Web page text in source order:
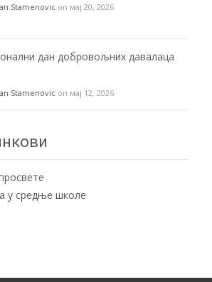
Stamenovic on мај 20, 2026
дан добровољних давалаца
Stamenovic on мај 12, 2026
у средње школе